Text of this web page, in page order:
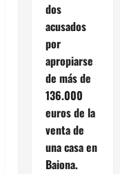
dos
acusados
por
apropiarse
de más de
136.000
euros de la
venta de
una casa en
Baiona.